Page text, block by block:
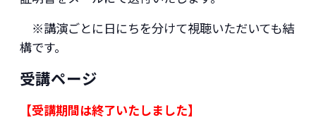
※講演ごとに日にちを分けて視聴いただいても結
構です。
受講ページ
【受講期間は終了いたしました】